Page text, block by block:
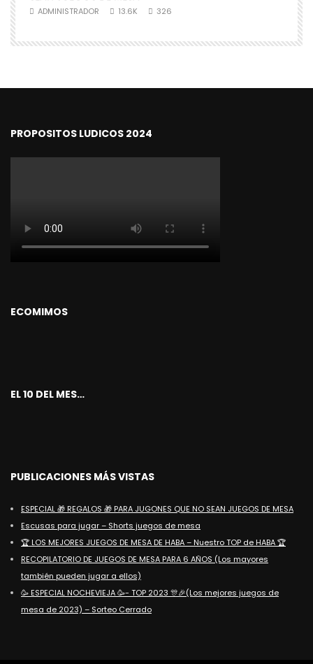
ADMINISTRADOR 13.6K 326
PROPOSITOS LUDICOS 2024
ECOMIMOS
EL 10 DEL MES…
PUBLICACIONES MÁS VISTAS
ESPECIAL 🎁 REGALOS 🎁 PARA JUGONES QUE NO SEAN JUEGOS DE MESA
Escusas para jugar – Shorts juegos de mesa
🏆 LOS MEJORES JUEGOS DE MESA DE HABA – Nuestro TOP de HABA 🏆
RECOPILATORIO DE JUEGOS DE MESA PARA 6 AÑOS (Los mayores
también pueden jugar a ellos)
🥳 ESPECIAL NOCHEVIEJA 🥳- TOP 2023 🎊🎉(Los mejores juegos de
mesa de 2023) – Sorteo Cerrado